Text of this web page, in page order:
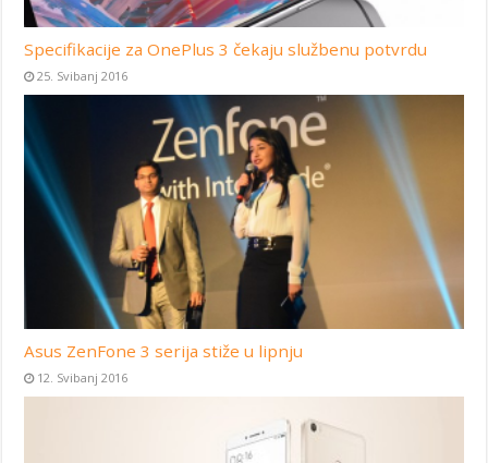
Specifikacije za OnePlus 3 čekaju službenu potvrdu
25. Svibanj 2016
Asus ZenFone 3 serija stiže u lipnju
12. Svibanj 2016